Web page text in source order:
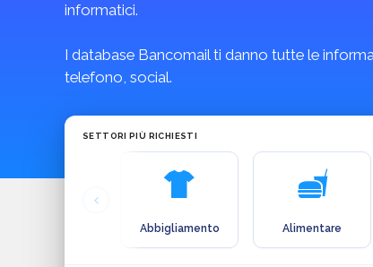
informatici.
I database Bancomail ti danno tutte le
telefono, social.
SETTORI PIÙ RICHIESTI
Abbigliamento Alimentare